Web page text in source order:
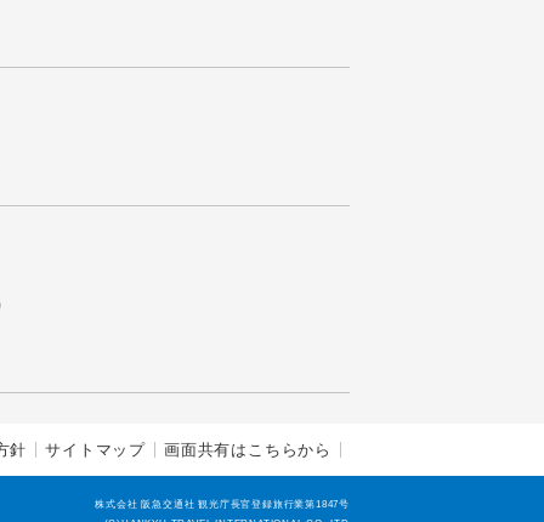
針 サイトマップ 画面共有はこちらから
株式会社 阪急交通社 観光庁長官登録旅行業第1847号